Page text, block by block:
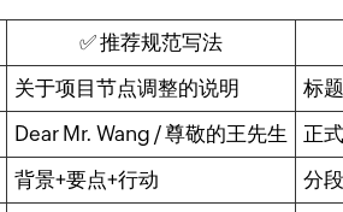
✅ 推荐规范写法
关于项目节点调整的说明
标
Dear Mr. Wang / 尊敬的王先生
正
背景+要点+行动
分